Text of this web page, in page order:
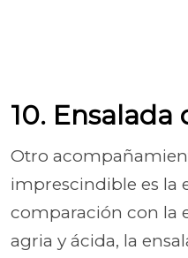
10. Ensalada
Otro
imprescindible es la
comparación con la
agria y ácida, la